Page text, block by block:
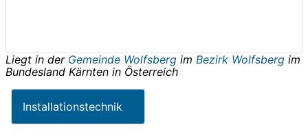
Liegt in der Gemeinde Wolfsberg im Bezirk Wolfsberg im
Bundesland Kärnten in Österreich
Installationstechnik